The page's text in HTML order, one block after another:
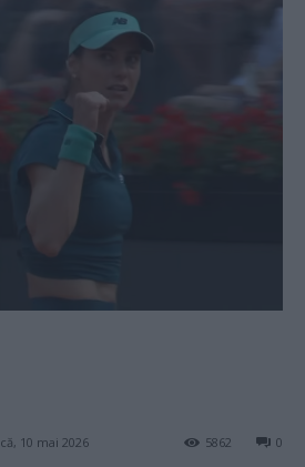
10 mai 2026 0
5862